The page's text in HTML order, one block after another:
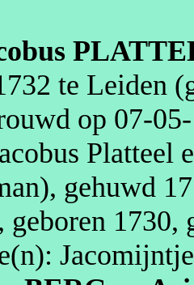
te Leiden
op
Platteel
), gehuwd
, geboren 1730,